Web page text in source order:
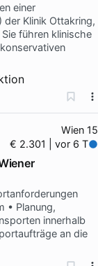
einer
Klinik Ottakring,
führen klinische
Wien 15
€ 2.301 | vor 6 T
• Planung,
innerhalb
an die